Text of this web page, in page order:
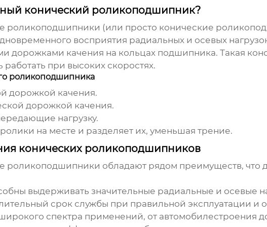
конический роликоподшипник?
роликоподшипники (или просто конические
восприятия радиальных и осевых
дорожками качения на кольцах подшипника. Такая
при высоких скоростях.
роликоподшипника
дорожкой качения.
дорожкой качения.
нагрузку.
на месте и разделяет их, уменьшая трение.
конических роликоподшипников
роликоподшипники обладают рядом преимуществ, что
выдерживать значительные радиальные и осевые
срок службы при правильной эксплуатации и
спектра применений, от автомобилестроения